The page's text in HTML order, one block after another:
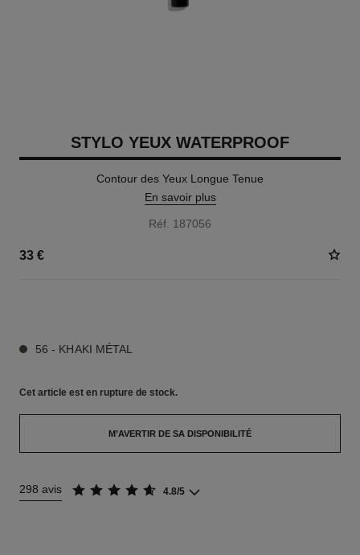
STYLO YEUX WATERPROOF
Contour des Yeux Longue Tenue
En savoir plus
Réf. 187056
33 €
56 - KHAKI MÉTAL
Cet article est en rupture de stock.
M’AVERTIR DE SA DISPONIBILITÉ
298 avis 4.8/5